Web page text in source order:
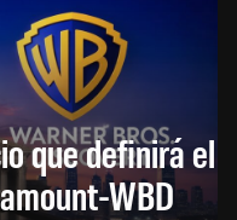
que definirá el
WBD